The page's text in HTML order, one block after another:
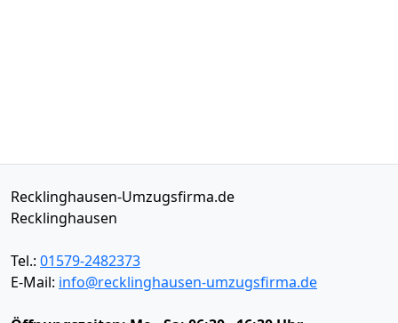
Recklinghausen-Umzugsfirma.de
Recklinghausen
Tel.: 01579-2482373
E-Mail: info@recklinghausen-umzugsfirma.de